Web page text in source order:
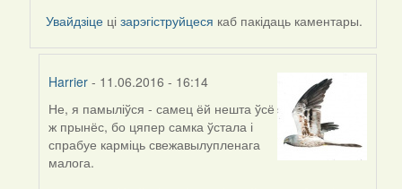
Увайдзіце цізарэгіструйцеся каб пакідаць каментары.
Harrier- 11.06.2016 - 16:14
In
reply
to
by
Не, я памыліўся - самец ёй нешта ўсё
ж прынёс, бо цяпер самка ўстала і
спрабуе карміць свежавылупленага
малога.